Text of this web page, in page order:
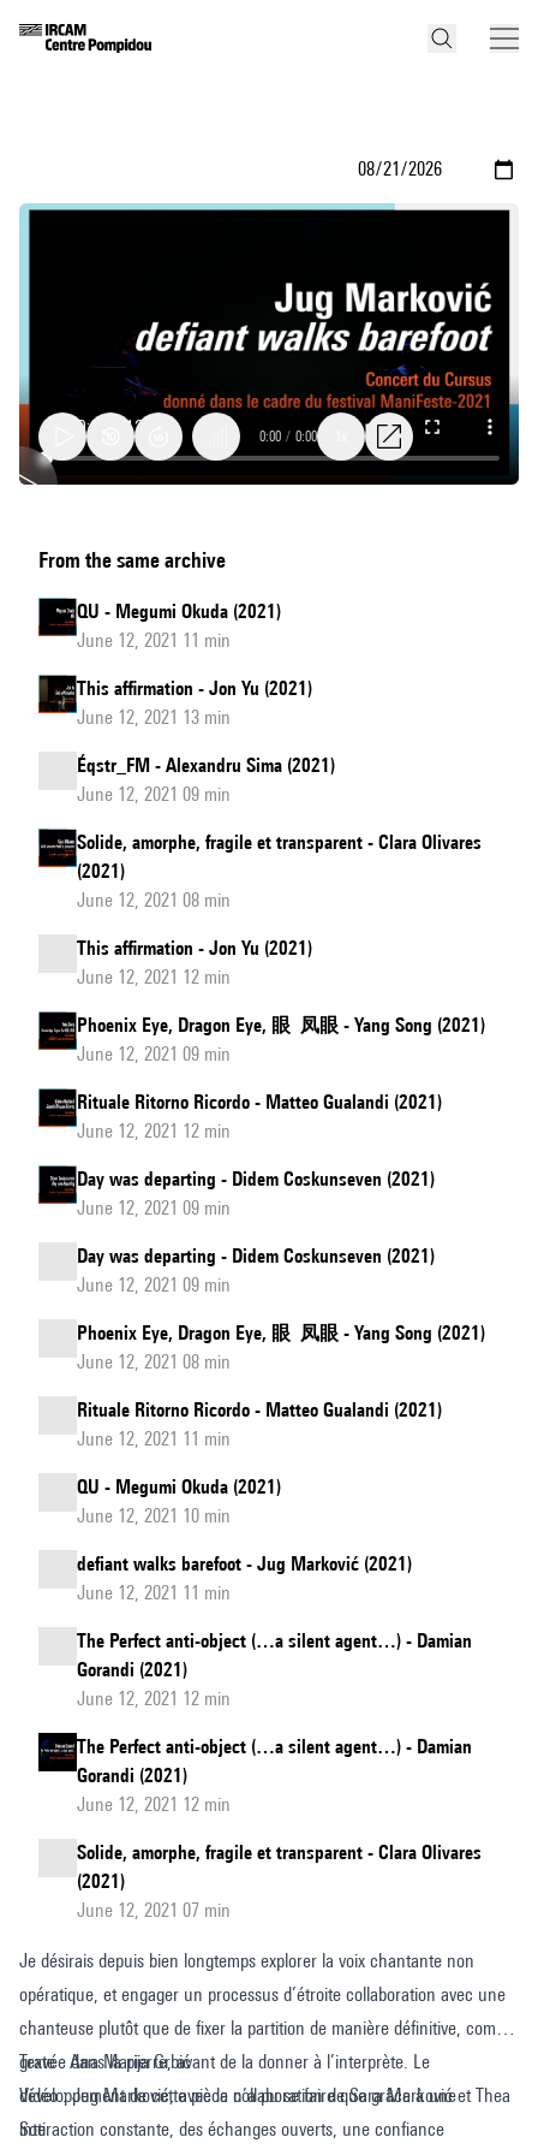
walks
barefoot
0:00 / 0:00
From the same archive
QU - Megumi Okuda (2021)
June 12, 2021 11 min
This affirmation - Jon Yu (2021)
June 12, 2021 13 min
Éqstr_FM - Alexandru Sima (2021)
June 12, 2021 09 min
Solide, amorphe, fragile et transparent - Clara Olivares
(2021)
June 12, 2021 08 min
This affirmation - Jon Yu (2021)
June 12, 2021 12 min
Phoenix Eye, Dragon Eye, 眼 凤眼 - Yang Song (2021)
June 12, 2021 09 min
Rituale Ritorno Ricordo - Matteo Gualandi (2021)
June 12, 2021 12 min
Day was departing - Didem Coskunseven (2021)
June 12, 2021 09 min
Day was departing - Didem Coskunseven (2021)
June 12, 2021 09 min
Phoenix Eye, Dragon Eye, 眼 凤眼 - Yang Song (2021)
June 12, 2021 08 min
Rituale Ritorno Ricordo - Matteo Gualandi (2021)
June 12, 2021 11 min
QU - Megumi Okuda (2021)
June 12, 2021 10 min
defiant walks barefoot - Jug Marković (2021)
June 12, 2021 11 min
The Perfect anti-object (…a silent agent…) - Damian
Gorandi (2021)
June 12, 2021 12 min
The Perfect anti-object (…a silent agent…) - Damian
Gorandi (2021)
June 12, 2021 12 min
Solide, amorphe, fragile et transparent - Clara Olivares
(2021)
June 12, 2021 07 min
Je désirais depuis bien longtemps explorer la voix chantante non
opératique, et engager un processus d’étroite collaboration avec une
chanteuse plutôt que de fixer la partition de manière définitive, comme
gravée dans la pierre, avant de la donner à l’interprète. Le
développement de cette pièce n’a pu se faire que grâce à une
interaction constante, des échanges ouverts, une confiance
Texte : Ana Marija Grbić
Vidéo : Jug Marković, avec la collaboration de Sara Marković et Thea
Soti